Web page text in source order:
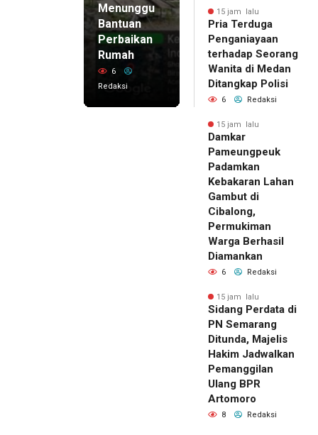
Menunggu
Bantuan
Perbaikan
Rumah
6
Redaksi
15 jam lalu
Pria Terduga
Penganiayaan
terhadap Seorang
Wanita di Medan
Ditangkap Polisi
6 Redaksi
15 jam lalu
Damkar
Pameungpeuk
Padamkan
Kebakaran Lahan
Gambut di
Cibalong,
Permukiman
Warga Berhasil
Diamankan
6 Redaksi
15 jam lalu
Sidang Perdata di
PN Semarang
Ditunda, Majelis
Hakim Jadwalkan
Pemanggilan
Ulang BPR
Artomoro
8 Redaksi